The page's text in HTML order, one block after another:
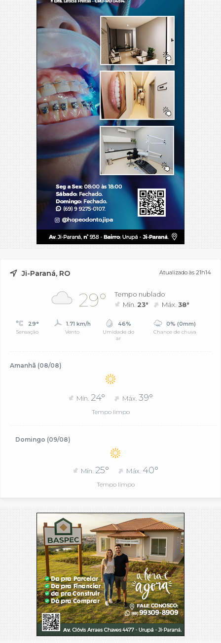
Ji-Paraná, RO Atualizado às 21h14
29°
Tempo nublado
Mín. 23° Máx.38°
29°
Sensação
1.71 km/h
Vento
46%
Umidade do
ar
0% (0mm)
Chance de chuva
Amanhã (08/08)
Mín. 24° Máx. 39°
Tempo limpo
Domingo (09/08)
Mín. 25° Máx. 40°
Tempo limpo